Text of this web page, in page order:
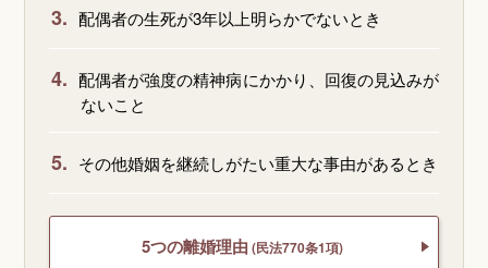
3. 配偶者の生死が3年以上明らかでないとき
4. 配偶者が強度の精神病にかかり、回復の見込みが
ないこと
5. その他婚姻を継続しがたい重大な事由があるとき
5つの離婚理由 (民法770条1項)